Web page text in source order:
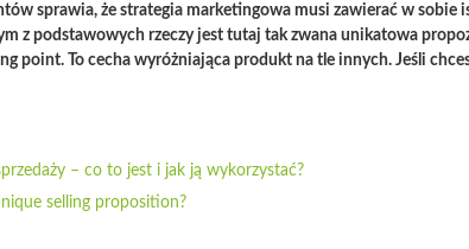
sprawia, że strategia marketingowa musi zawierać w sobie
z podstawowych rzeczy jest tutaj tak zwana unikatowa
point. To cecha wyróżniająca produkt na tle innych. Jeśli
– co to jest i jak ją wykorzystać?
selling proposition?